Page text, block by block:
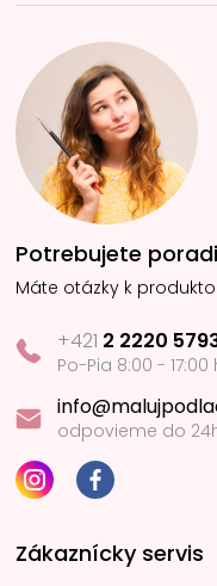
Potrebujete
Máte otázky k
+421 2 2220
Po-Pia 8:00 - 17:00
odpovieme do
Zákaznícky servis